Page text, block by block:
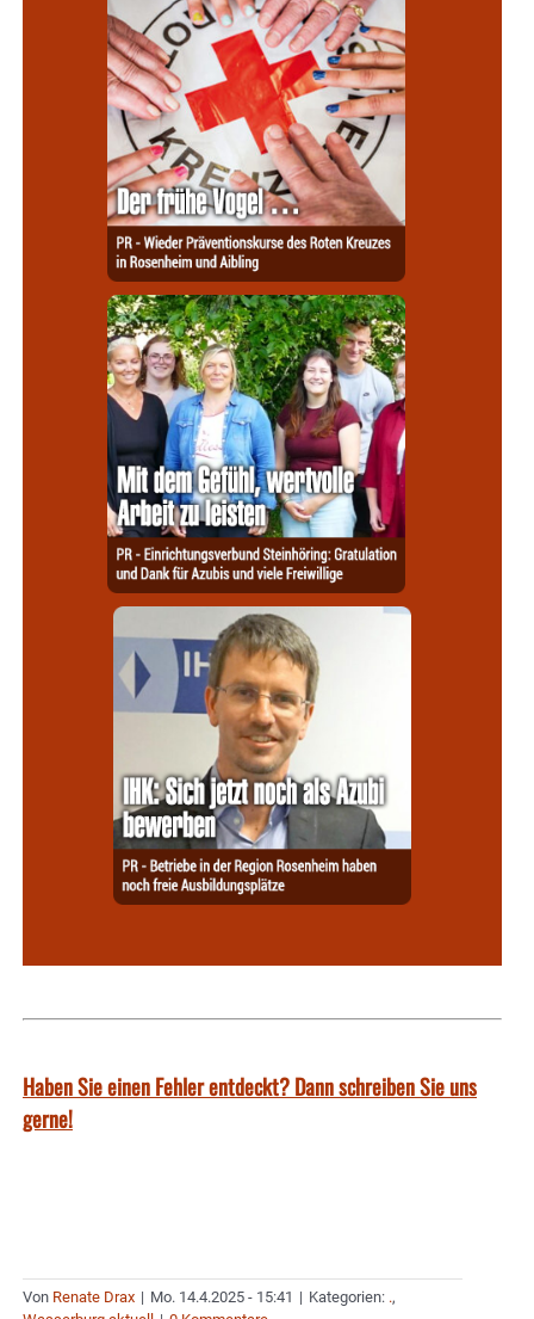
Haben Sie einen Fehler entdeckt? Dann schreiben Sie uns
gerne!
Von Renate Drax | Mo. 14.4.2025 - 15:41 | Kategorien: .,